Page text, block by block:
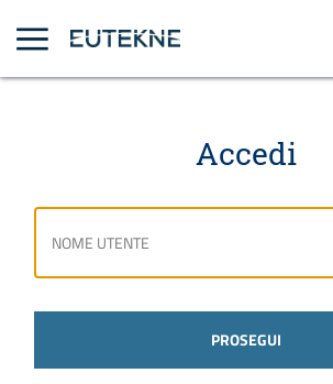
Accedi
PROSEGUI